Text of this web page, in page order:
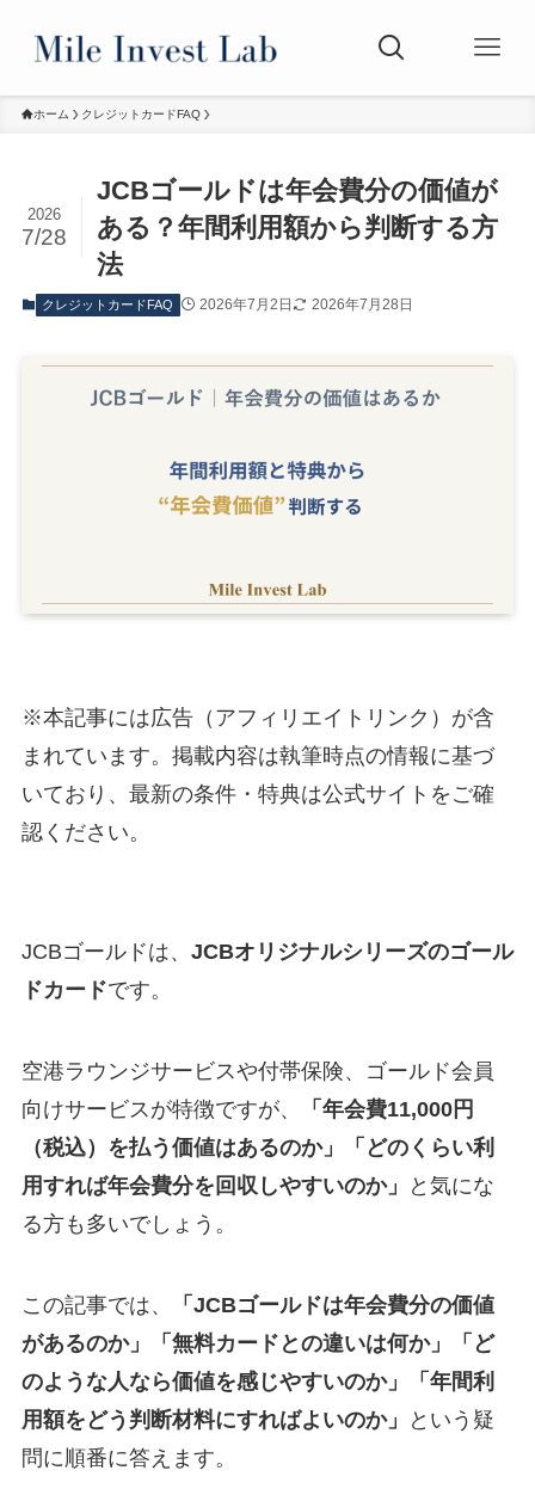
ホーム クレジットカードFAQ
JCBゴールドは年会費分の価値が
ある？年間利用額から判断する方
法
2026
7/28
クレジットカードFAQ 2026年7月2日 2026年7月28日
※本記事には広告（アフィリエイトリンク）が含
まれています。掲載内容は執筆時点の情報に基づ
いており、最新の条件・特典は公式サイトをご確
認ください。
JCBゴールドは、 JCBオリジナルシリーズのゴール
ドカードです。
空港ラウンジサービスや付帯保険、ゴールド会員
向けサービスが特徴ですが、
「年会費11,000円
（税込）を払う価値はあるのか」
「どのくらい利
用すれば年会費分を回収しやすいのか」
と気にな
る方も多いでしょう。
この記事では、
「JCBゴールドは年会費分の価値
があるのか」「無料カードとの違いは何か」「ど
のような人なら価値を感じやすいのか」「年間利
用額をどう判断材料にすればよいのか」
という疑
問に順番に答えます。